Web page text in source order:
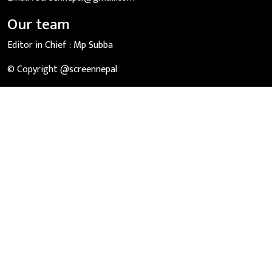
Our team
Editor in Chief : Mp Subba
© Copyright @screennepal